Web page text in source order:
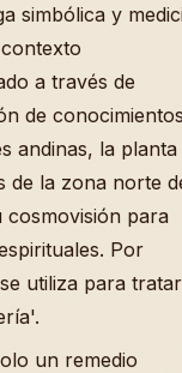
simbólica y
a través de
de
andinas, la planta
de la zona norte
cosmovisión para
Por
utiliza para
un remedio